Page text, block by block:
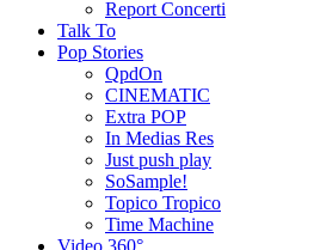
Report Concerti
Talk To
Pop Stories
QpdOn
CINEMATIC
Extra POP
In Medias Res
Just push play
SoSample!
Topico Tropico
Time Machine
Video 360°